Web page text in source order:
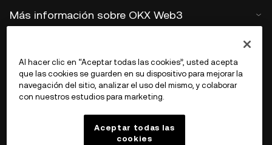
Más información sobre OKX Web3
Ayuda
Al hacer clic en “Aceptar todas las cookies”, usted acepta
que las cookies se guarden en su dispositivo para mejorar la
navegación del sitio, analizar el uso del mismo, y colaborar
con nuestros estudios para marketing.
Aceptar todas las
cookies